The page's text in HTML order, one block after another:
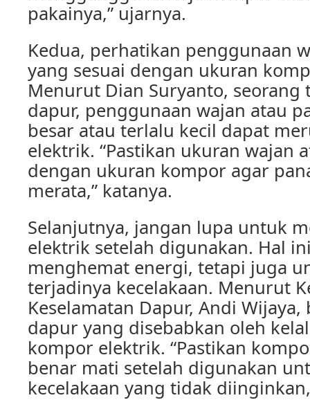
pakainya,” ujarnya.
Kedua, perhatikan penggunaan
yang sesuai dengan ukuran
Menurut Dian Suryanto, seorang
dapur, penggunaan wajan atau
besar atau terlalu kecil dapat
elektrik. “Pastikan ukuran wajan
dengan ukuran kompor agar
merata,” katanya.
Selanjutnya, jangan lupa untuk
elektrik setelah digunakan. Hal
menghemat energi, tetapi juga
terjadinya kecelakaan. Menurut
Keselamatan Dapur, Andi Wijaya,
dapur yang disebabkan oleh
kompor elektrik. “Pastikan
benar mati setelah digunakan
kecelakaan yang tidak